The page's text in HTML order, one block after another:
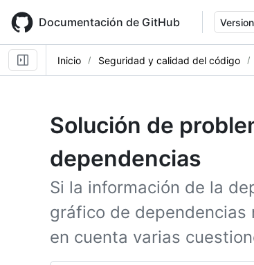
main
content
Documentación de GitHub
Inicio Seguridad y calidad del código
Solución de
dependencias
Si la información de la
gráfico de dependencias
en cuenta varias